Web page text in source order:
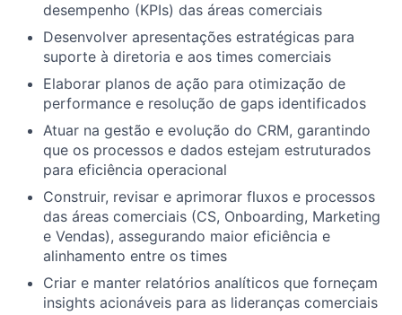
desempenho (KPIs) das áreas comerciais
Desenvolver apresentações estratégicas para
suporte à diretoria e aos times comerciais
Elaborar planos de ação para otimização de
performance e resolução de gaps identificados
Atuar na gestão e evolução do CRM, garantindo
que os processos e dados estejam estruturados
para eficiência operacional
Construir, revisar e aprimorar fluxos e processos
das áreas comerciais (CS, Onboarding, Marketing
e Vendas), assegurando maior eficiência e
alinhamento entre os times
Criar e manter relatórios analíticos que forneçam
insights acionáveis para as lideranças comerciais